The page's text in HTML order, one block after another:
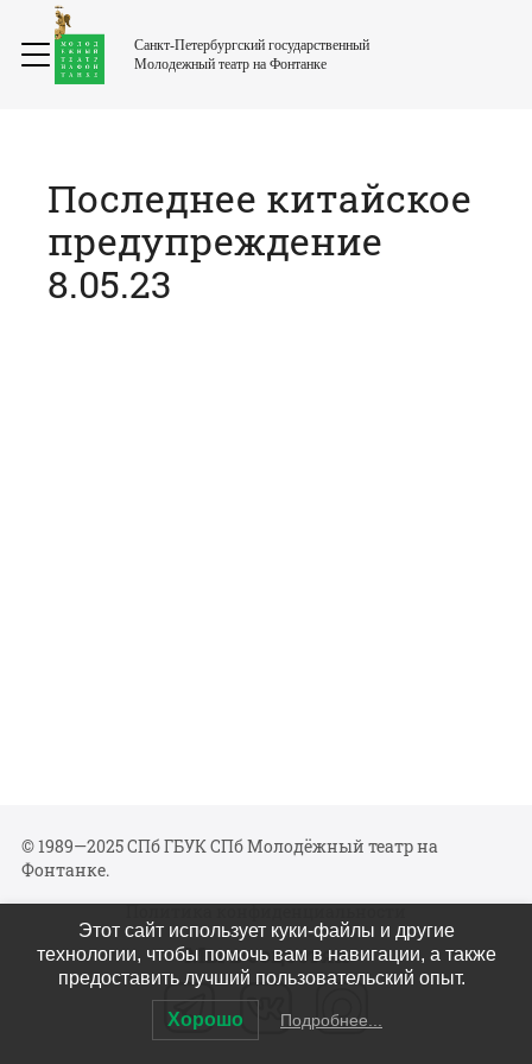
Санкт-Петербургский государственный
Молодежный театр на Фонтанке
Последнее китайское
предупреждение
8.05.23
© 1989—2025 СПб ГБУК СПб Молодёжный театр на
Фонтанке.
Политика конфиденциальности
Мы в соцсетях
Этот сайт использует куки-файлы и другие
технологии, чтобы помочь вам в навигации, а также
предоставить лучший пользовательский опыт.
Хорошо Подробнее...